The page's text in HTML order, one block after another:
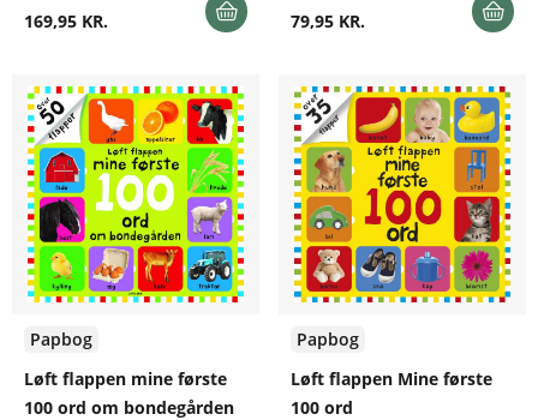
169,95 KR. 79,95 KR.
Papbog
Løft flappen mine første
100 ord om bondegården
Papbog
Løft flappen Mine første
100 ord